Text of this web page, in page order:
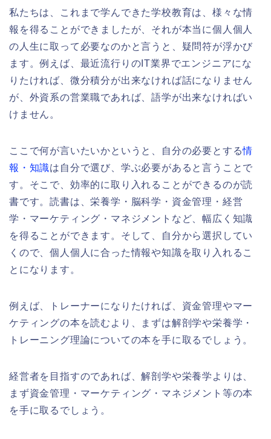
私たちは、これまで学んできた学校教育は、様々な情
報を得ることができましたが、それが本当に個人個人
の人生に取って必要なのかと言うと、疑問符が浮かび
ます。例えば、最近流行りのIT業界でエンジニアにな
りたければ、微分積分が出来なければ話になりません
が、外資系の営業職であれば、語学が出来なければい
けません。
ここで何が言いたいかというと、自分の必要とする情
報・知識は自分で選び、学ぶ必要があると言うことで
す。そこで、効率的に取り入れることができるのが読
書です。読書は、栄養学・脳科学・資金管理・経営
学・マーケティング・マネジメントなど、幅広く知識
を得ることができます。そして、自分から選択してい
くので、個人個人に合った情報や知識を取り入れるこ
とになります。
例えば、トレーナーになりたければ、資金管理やマー
ケティングの本を読むより、まずは解剖学や栄養学・
トレーニング理論についての本を手に取るでしょう。
経営者を目指すのであれば、解剖学や栄養学よりは、
まず資金管理・マーケティング・マネジメント等の本
を手に取るでしょう。